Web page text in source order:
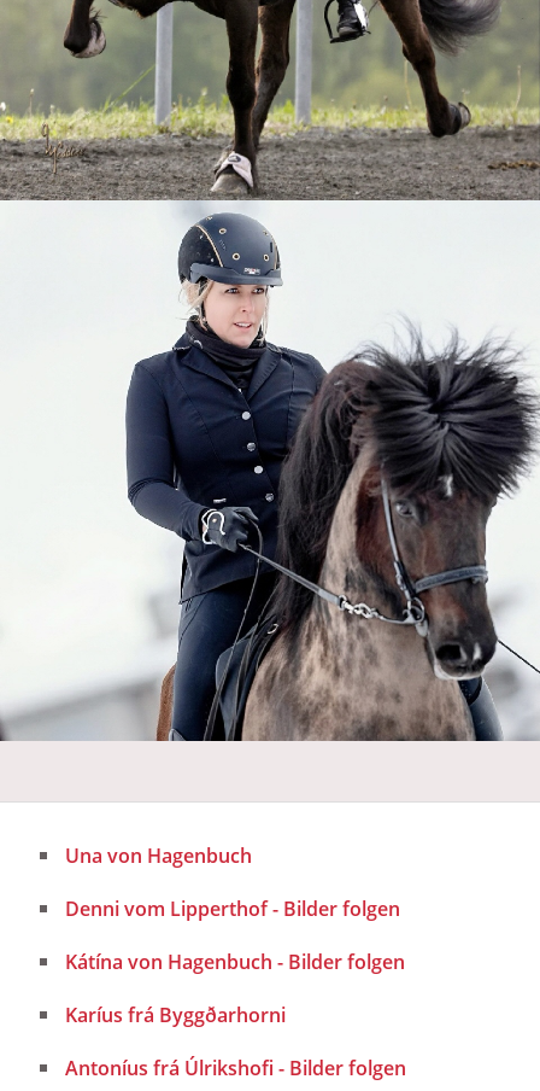
Una von Hagenbuch
Denni vom Lipperthof - Bilder folgen
Kátína von Hagenbuch - Bilder folgen
Karíus frá Byggðarhorni
Antoníus frá Úlrikshofi - Bilder folgen